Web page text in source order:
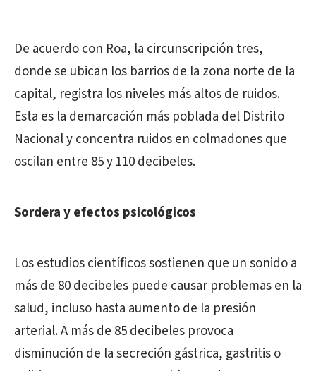
De acuerdo con Roa, la circunscripción tres,
donde se ubican los barrios de la zona norte de la
capital, registra los niveles más altos de ruidos.
Esta es la demarcación más poblada del Distrito
Nacional y concentra ruidos en colmadones que
oscilan entre 85 y 110 decibeles.
Sordera y efectos psicológicos
Los estudios científicos sostienen que un sonido a
más de 80 decibeles puede causar problemas en la
salud, incluso hasta aumento de la presión
arterial. A más de 85 decibeles provoca
disminución de la secreción gástrica, gastritis o